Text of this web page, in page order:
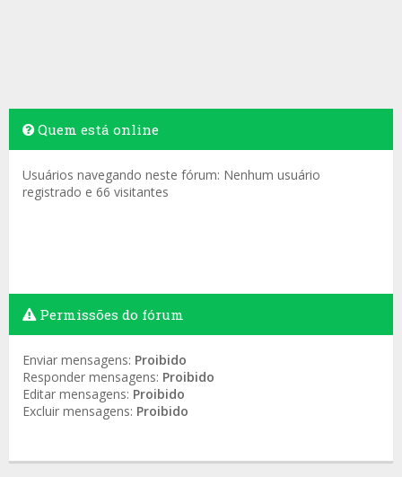
Quem está online
Usuários navegando neste fórum: Nenhum usuário
registrado e 66 visitantes
Permissões do fórum
Enviar mensagens: Proibido
Responder mensagens: Proibido
Editar mensagens: Proibido
Excluir mensagens: Proibido